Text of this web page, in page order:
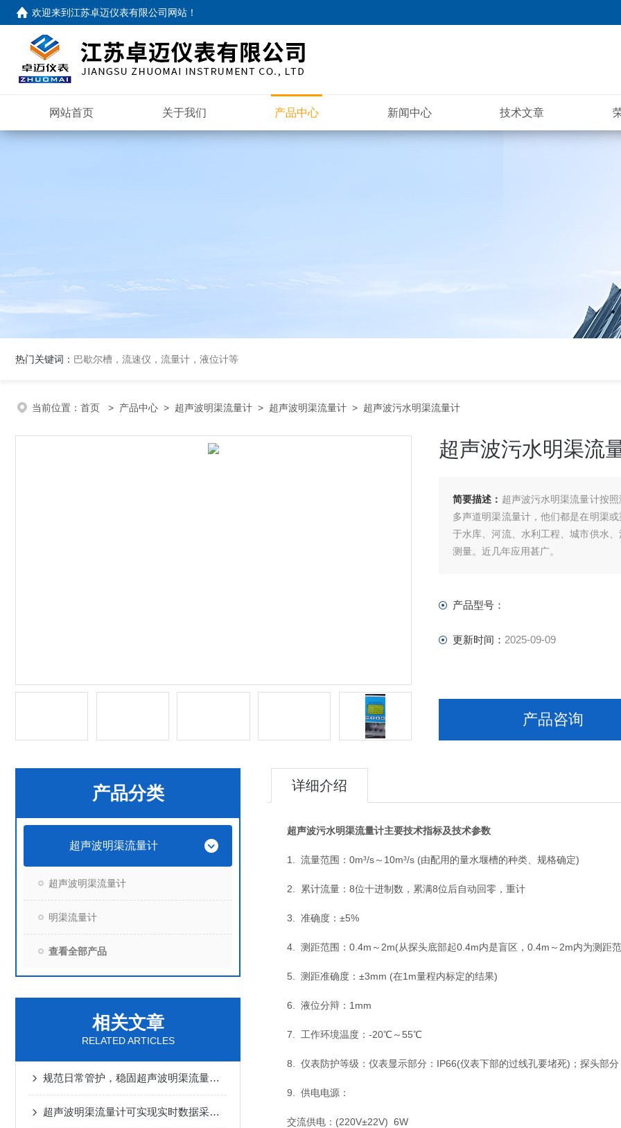
欢迎来到江苏卓迈仪表有限公司网站 ！
网站首页 关于我们 产品中心 新闻中心 技术文章
热门关键词： 巴歇尔槽，流速仪，流量计，液位计等
当前位置： 首页 > 产品中心 > 超声波明渠流量计 > 超声波明渠流量计 > 超声波污水明渠流量计
超声波污水明渠流
简要描述： 超声波污水明渠流量计按
多声道明渠流量计，他们都是在明渠
于水库、河流、水利工程、城市供水
测量。近几年应用甚广。
产品型号：
更新时间： 2025-09-09
产品咨询
产品分类
超声波明渠流量计
超声波明渠流量计
明渠流量计
查看全部产品
相关文章
RELATED ARTICLES
规范日常管护，稳固超声波明渠流量计测量精度
超声波明渠流量计可实现实时数据采集和传输
详细介绍
超声波污水明渠流量计主要技术指标及技术参数
1. 流量范围：0m³/s～10m³/s (由配用的量水堰槽的种类、规格确定)
2. 累计流量：8位十进制数，累满8位后自动回零，重计
3. 准确度：±5%
4. 测距范围：0.4m～2m(从探头底部起0.4m内是盲区，0.4m～2m内为测距
5. 测距准确度：±3mm (在1m量程内标定的结果)
6. 液位分辩：1mm
7. 工作环境温度：-20℃～55℃
8. 仪表防护等级：仪表显示部分：IP66(仪表下部的过线孔要堵死)；探头部分
9. 供电电源：
交流供电：(220V±22V) 6W